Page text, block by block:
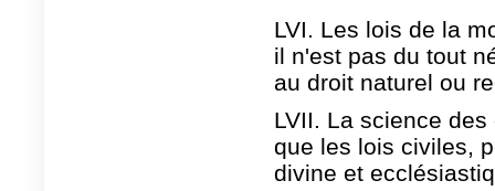
LVI. Les lois de la
il n'est pas du tout
au droit naturel ou
LVII. La science
que les lois civiles,
divine et